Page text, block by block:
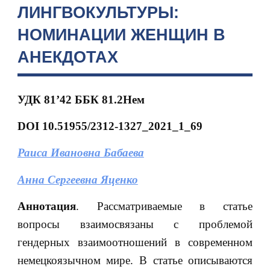
ЛИНГВОКУЛЬТУРЫ:
НОМИНАЦИИ ЖЕНЩИН В
АНЕКДОТАХ
УДК 81’42 ББК 81.2Нем
DOI 10.51955/2312-1327_2021_1_69
Раиса Ивановна Бабаева
Анна Сергеевна Яценко
Аннотация. Рассматриваемые в статье
вопросы взаимосвязаны с проблемой
гендерных взаимоотношений в современном
немецкоязычном мире. В статье описываются